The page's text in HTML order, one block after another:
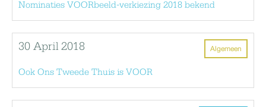
Nominaties VOORbeeld-verkiezing 2018 bekend
Algemeen
30 April 2018
Ook Ons Tweede Thuis is VOOR